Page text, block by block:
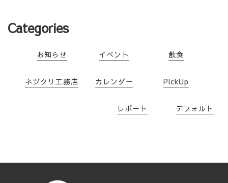
Categories
お知らせ イベント 飲食
ネヅクリ工務店 カレンダー PickUp
レポート デフォルト